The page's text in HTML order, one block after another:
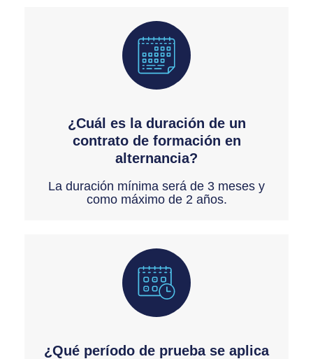
¿Cuál es la duración de un
contrato de formación en
alternancia?
La duración mínima será de 3 meses y
como máximo de 2 años.
¿Qué período de prueba se aplica